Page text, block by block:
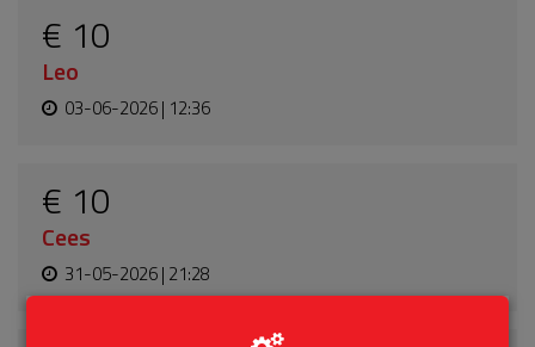
€ 10
Leo
03-06-2026 | 12:36
€ 10
Cees
31-05-2026 | 21:28